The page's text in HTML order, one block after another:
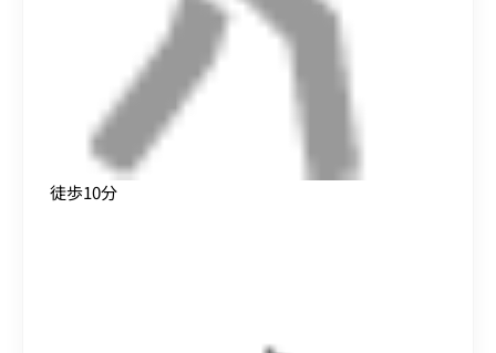
徒歩10分